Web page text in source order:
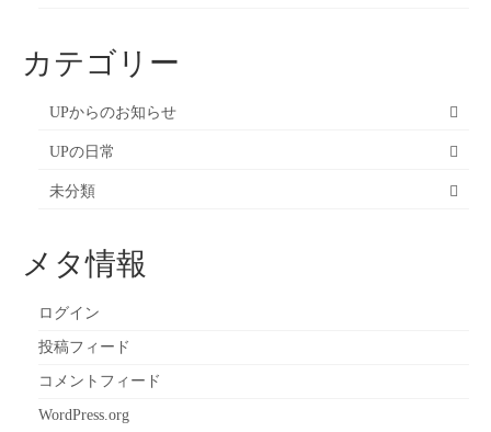
カテゴリー
UPからのお知らせ
UPの日常
未分類
メタ情報
ログイン
投稿フィード
コメントフィード
WordPress.org